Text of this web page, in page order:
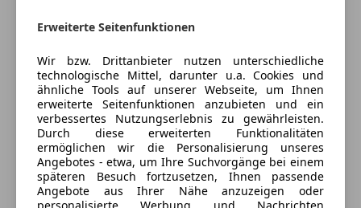
Zentralverriegelung
Extras
Alufelgen
Anhängerkupplung
Schaltwippen
Sportpaket
Sprachsteuerung
Sterne.
Junge Sterne: Nicht älter als fünf Jahre und nicht
mehr als 100.000 km Laufleistung, kombiniert mit
dem guten Gefühl, einen Mercedes oder smart zu
fahren.
Automobile Swoboda GmbH
Sternebewertung 4.5 von 5
4,5Sterne
(85% Weiterempfehlungen)
Anbieter auf AutoScout24 seit 2011
Verkauf
Geöffnet
Schließt um 18:00
Schloss Oberweis 3,
Erweiterte Seitenfunktionen
Wir bzw. Drittanbieter nutzen unterschiedliche
technologische Mittel, darunter u.a. Cookies und
ähnliche Tools auf unserer Webseite, um Ihnen
erweiterte Seitenfunktionen anzubieten und ein
verbessertes Nutzungserlebnis zu gewährleisten.
Durch diese erweiterten Funktionalitäten
ermöglichen wir die Personalisierung unseres
Angebotes - etwa, um Ihre Suchvorgänge bei einem
späteren Besuch fortzusetzen, Ihnen passende
Angebote aus Ihrer Nähe anzuzeigen oder